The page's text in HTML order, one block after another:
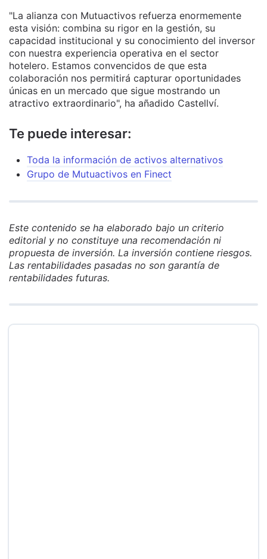
"La alianza con Mutuactivos refuerza enormemente
esta visión: combina su rigor en la gestión, su
capacidad institucional y su conocimiento del inversor
con nuestra experiencia operativa en el sector
hotelero. Estamos convencidos de que esta
colaboración nos permitirá capturar oportunidades
únicas en un mercado que sigue mostrando un
atractivo extraordinario", ha añadido Castellví.
Te puede interesar:
Toda la información de activos alternativos
Grupo de Mutuactivos en Finect
Este contenido se ha elaborado bajo un criterio
editorial y no constituye una recomendación ni
propuesta de inversión. La inversión contiene riesgos.
Las rentabilidades pasadas no son garantía de
rentabilidades futuras.